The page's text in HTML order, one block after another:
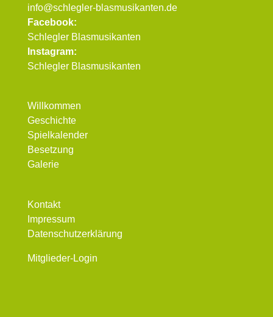
info@schlegler-blasmusikanten.de
Facebook:
Schlegler Blasmusikanten
Instagram:
Schlegler Blasmusikanten
Willkommen
Geschichte
Spielkalender
Besetzung
Galerie
Kontakt
Impressum
Datenschutzerklärung
Mitglieder-Login